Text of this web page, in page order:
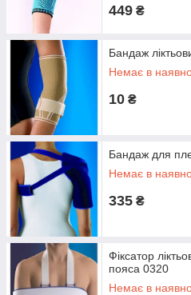
449 ₴
Бандаж
Немає в
10 ₴
Бандаж для
Немає в
335 ₴
Фіксатор
пояса 0320
Немає в